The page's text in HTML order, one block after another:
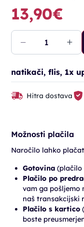
13,90€
natikači, flis, 1x
Hitra dostava
Možnosti plačila
Naročilo lahko
Gotovina(plačilo
Plačilo po
vam ga pošljemo
naš transakcijski
Plačilo s kartico
boste